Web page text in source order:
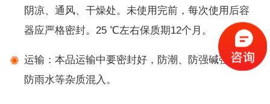
阴凉、通风、干燥处。未使用完前，每次使用后容
器应严格密封。25 ℃左右保质期12个月。
运输：本品运输中要密封好，防潮、防强碱强酸及
防雨水等杂质混入。